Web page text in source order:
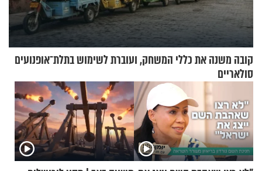
קובה משנה את כללי המשחק, ועוברת לשימוש בתלת־אופנועים
סולאריים